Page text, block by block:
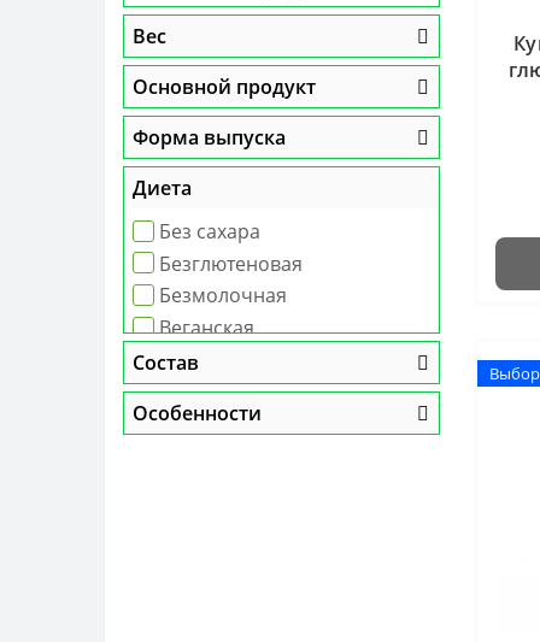
Вес
Основной продукт
Форма выпуска
Диета
Без сахара
Безглютеновая
Безмолочная
Веганская
Вегетарианская
Диета Дюкана
Кетогенная диета
Состав
Особенности
Выбор
Выбор